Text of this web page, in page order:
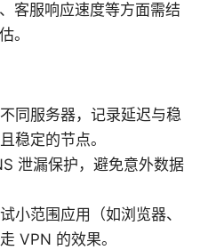
客服响应速度等方面需结
。
同服务器，记录延迟与稳
稳定的节点。
泄漏保护，避免意外数据
小范围应用（如浏览器、
VPN 的效果。